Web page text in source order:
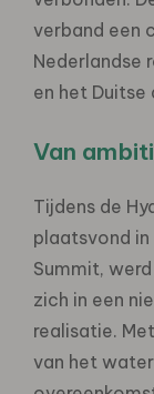
verband een
Nederlandse
en het Duitse
Van
Tijdens de
plaatsvond in
Summit,
zich in een
realisatie.
van het